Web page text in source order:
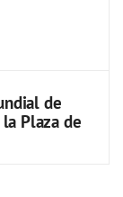
de
Plaza de